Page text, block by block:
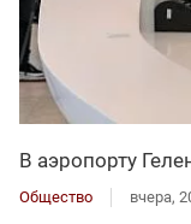
В аэропорту
Общество вчера,